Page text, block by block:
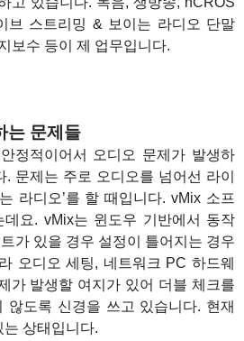
브 스트리밍 & 보이는 라디오 단말
보수 등이 제 업무입니다.
는 문제들
정적이어서 오디오 문제가 발생하
문제는 주로 오디오를 넘어선 라이
라디오’를 할 때입니다. vMix 소프
데요. vMix는 윈도우 기반에서 동작
가 있을 경우 설정이 틀어지는 경우
오디오 세팅, 네트워크 PC 하드웨
가 발생할 여지가 있어 더블 체크를
않도록 신경을 쓰고 있습니다. 현재
상태입니다.